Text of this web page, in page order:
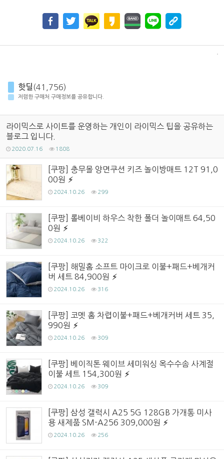
핫딜 (41,756)
저렴한 구매처 구매정보를 공유합니다.
라이믹스로 사이트를 운영하는 개인이 라이믹스 팁을 공유하는
블로그 입니다.
2020.07.16 1808
[쿠팡] 충무몰 양면쿠션 키즈 놀이방매트 12T 91,0
00원
2024.10.26 299
[쿠팡] 롤베이비 하우스 착한 폴더 놀이매트 64,50
0원
2024.10.26 322
[쿠팡] 해밀홈 소프트 마이크로 이불+패드+베개커
버 세트 84,900원
2024.10.26 316
[쿠팡] 코멧 홈 차렵이불+패드+베개커버 세트 35,
990원
2024.10.26 309
[쿠팡] 베이직톤 웨이브 세미워싱 옥수수솜 사계절
이불 세트 154,300원
2024.10.26 309
[쿠팡] 삼성 갤럭시 A25 5G 128GB 가개통 미사
용 새제품 SM-A256 309,000원
2024.10.26 256